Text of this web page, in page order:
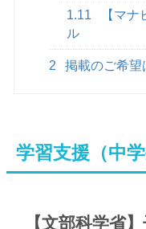
1.11
【マナ
ル
2 掲載のご希望
学習支援（中学
【文部科学省